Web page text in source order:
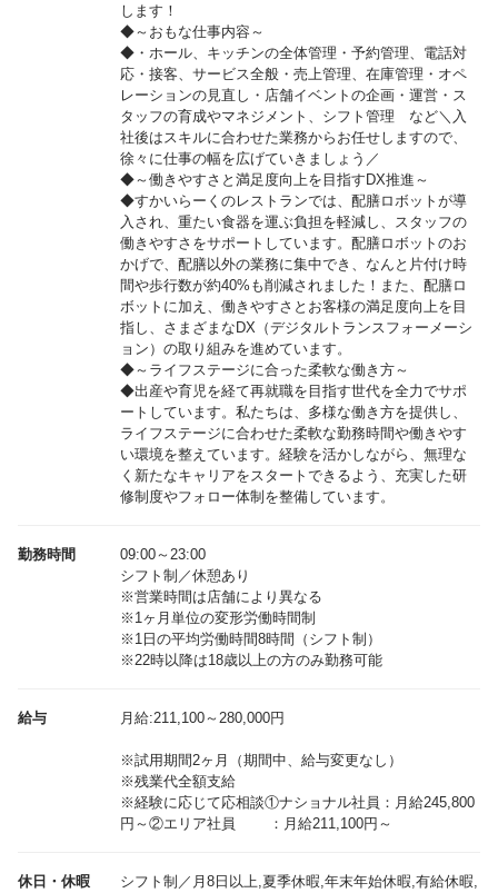
します！
◆～おもな仕事内容～
◆・ホール、キッチンの全体管理・予約管理、電話対
応・接客、サービス全般・売上管理、在庫管理・オペ
レーションの見直し・店舗イベントの企画・運営・ス
タッフの育成やマネジメント、シフト管理 など＼入
社後はスキルに合わせた業務からお任せしますので、
徐々に仕事の幅を広げていきましょう／
◆～働きやすさと満足度向上を目指すDX推進～
◆すかいらーくのレストランでは、配膳ロボットが導
入され、重たい食器を運ぶ負担を軽減し、スタッフの
働きやすさをサポートしています。配膳ロボットのお
かげで、配膳以外の業務に集中でき、なんと片付け時
間や歩行数が約40%も削減されました！また、配膳ロ
ボットに加え、働きやすさとお客様の満足度向上を目
指し、さまざまなDX（デジタルトランスフォーメーシ
ョン）の取り組みを進めています。
◆～ライフステージに合った柔軟な働き方～
◆出産や育児を経て再就職を目指す世代を全力でサポ
ートしています。私たちは、多様な働き方を提供し、
ライフステージに合わせた柔軟な勤務時間や働きやす
い環境を整えています。経験を活かしながら、無理な
く新たなキャリアをスタートできるよう、充実した研
修制度やフォロー体制を整備しています。
勤務時間
09:00～23:00
シフト制／休憩あり
※営業時間は店舗により異なる
※1ヶ月単位の変形労働時間制
※1日の平均労働時間8時間（シフト制）
※22時以降は18歳以上の方のみ勤務可能
給与 月給:211,100～280,000円
※試用期間2ヶ月（期間中、給与変更なし）
※残業代全額支給
※経験に応じて応相談①ナショナル社員：月給245,800
休日・休暇
シフト制／月8日以上,夏季休暇,年末年始休暇,有給休暇,